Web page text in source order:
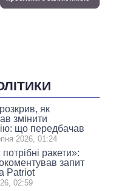
як
змінити
що передбачав
2026, 01:24
ракети»:
запит
Patriot
02:59